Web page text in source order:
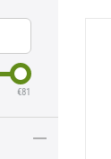
€81